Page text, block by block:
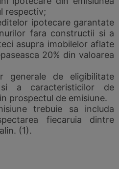
respectiv;
ipotecare garantate
fara constructii si a
asupra imobilelor aflate
20% din valoarea
generale de eligibilitate
a caracteristicilor de
prospectul de emisiune.
trebuie sa includa
fiecaruia dintre
(1).